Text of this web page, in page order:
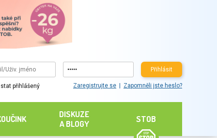
Přihlásit
přihlášený Zaregistrujte se Zapomněli jste heslo?
DISKUZE
A BLOGY
STOB